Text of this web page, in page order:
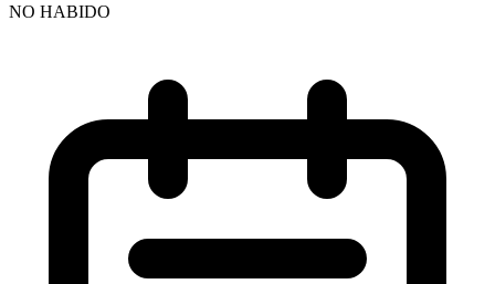
NO HABIDO